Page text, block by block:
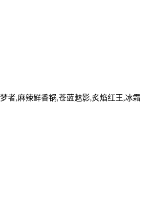
者,麻辣鲜香锅,苍蓝魅影,炙焰红王,冰霜